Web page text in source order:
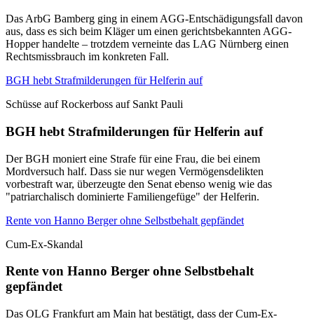
Das ArbG Bamberg ging in einem AGG-Entschädigungsfall davon
aus, dass es sich beim Kläger um einen gerichtsbekannten AGG-
Hopper handelte – trotzdem verneinte das LAG Nürnberg einen
Rechtsmissbrauch im konkreten Fall.
BGH hebt Strafmilderungen für Helferin auf
Schüsse auf Rockerboss auf Sankt Pauli
BGH hebt Strafmilderungen für Helferin auf
Der BGH moniert eine Strafe für eine Frau, die bei einem
Mordversuch half. Dass sie nur wegen Vermögensdelikten
vorbestraft war, überzeugte den Senat ebenso wenig wie das
"patriarchalisch dominierte Familiengefüge" der Helferin.
Rente von Hanno Berger ohne Selbstbehalt gepfändet
Cum-Ex-Skandal
Rente von Hanno Berger ohne Selbstbehalt
gepfändet
Das OLG Frankfurt am Main hat bestätigt, dass der Cum-Ex-